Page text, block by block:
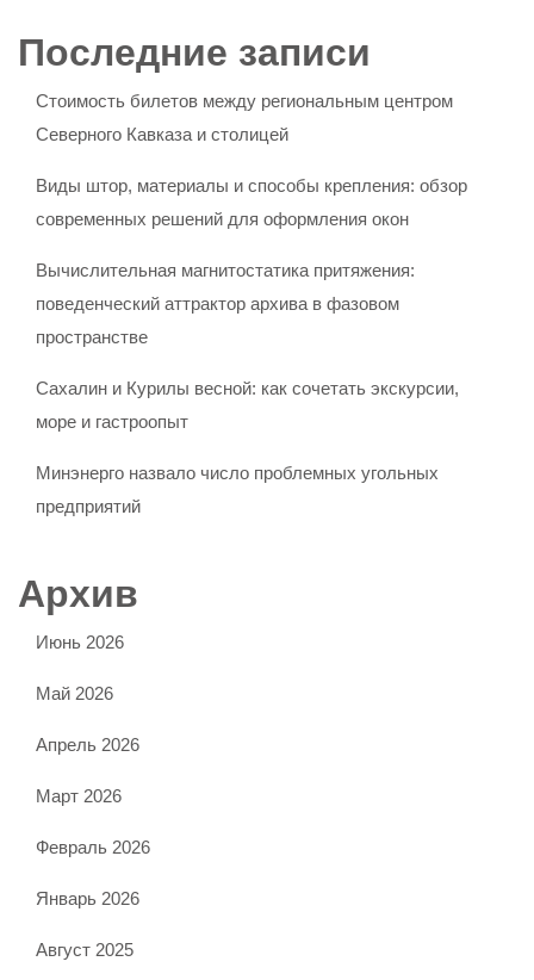
Последние записи
Стоимость билетов между региональным центром
Северного Кавказа и столицей
Виды штор, материалы и способы крепления: обзор
современных решений для оформления окон
Вычислительная магнитостатика притяжения:
поведенческий аттрактор архива в фазовом
пространстве
Сахалин и Курилы весной: как сочетать экскурсии,
море и гастроопыт
Минэнерго назвало число проблемных угольных
предприятий
Архив
Июнь 2026
Май 2026
Апрель 2026
Март 2026
Февраль 2026
Январь 2026
Август 2025